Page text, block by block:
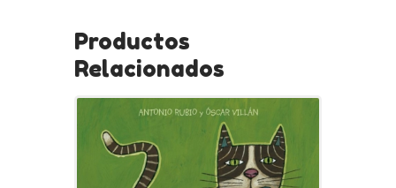
Productos
Relacionados